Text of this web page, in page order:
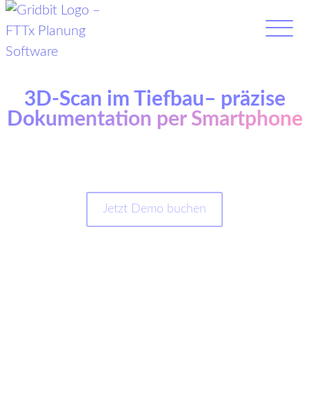
3D-Scan im Tiefbau– präzise
Dokumentation per Smartphone
Jetzt Demo buchen